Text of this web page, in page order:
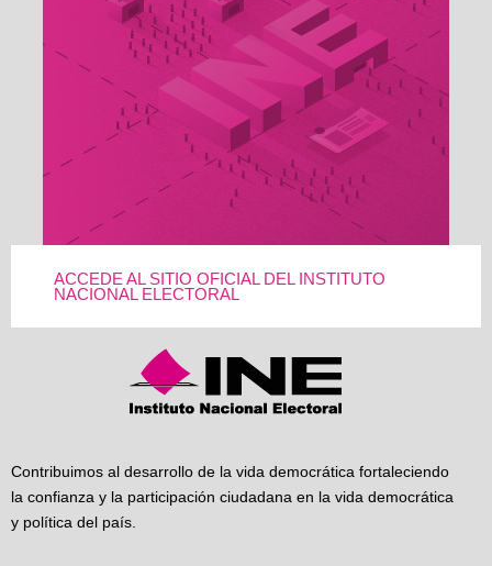
ACCEDE AL SITIO OFICIAL DEL INSTITUTO
NACIONAL ELECTORAL
Contribuimos al desarrollo de la vida democrática fortaleciendo
la confianza y la participación ciudadana en la vida democrática
y política del país.